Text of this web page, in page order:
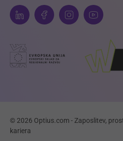
© 2026 Optius.com - Zaposlitev,
kariera